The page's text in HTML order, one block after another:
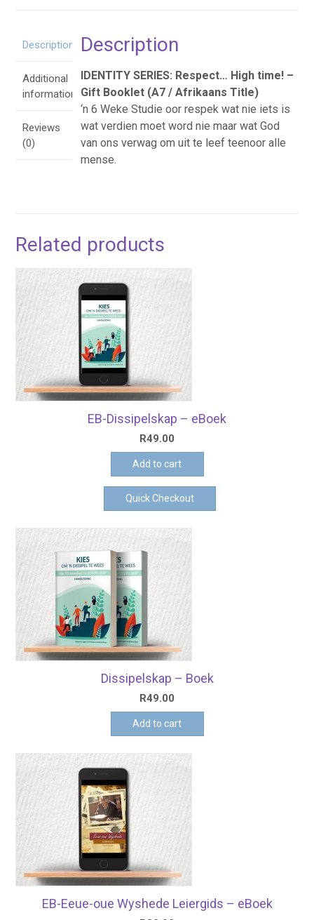
Description
Additional
information
Reviews
(0)
Description
IDENTITY SERIES: Respect… High time! –
Gift Booklet (A7 / Afrikaans Title)
‘n 6 Weke Studie oor respek wat nie iets is
wat verdien moet word nie maar wat God
van ons verwag om uit te leef teenoor alle
mense.
Related products
EB-Dissipelskap – eBoek
R49.00
Add to cart
Quick Checkout
Dissipelskap – Boek
R49.00
Add to cart
EB-Eeue-oue Wyshede Leiergids – eBoek